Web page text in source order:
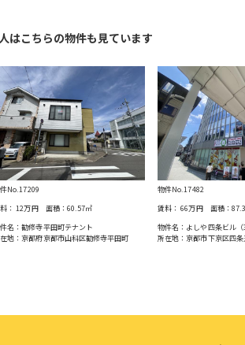
はこちらの物件も見ています
No.17209
：12万円面積： 60.57㎡
名：勧修寺平田町テナント
地：京都府京都市山科区勧修寺平田町
物件No.17482
賃料：66万円面積：
物件名：よしや四条ビル（
所在地：京都市下京区四